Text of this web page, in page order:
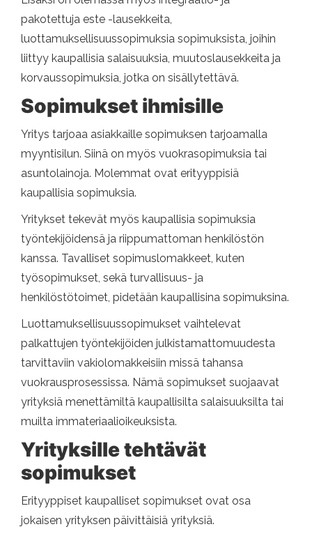
pakotettuja este -lausekkeita,
luottamuksellisuussopimuksia sopimuksista, joihin
liittyy kaupallisia salaisuuksia, muutoslausekkeita ja
korvaussopimuksia, jotka on sisällytettävä.
Sopimukset ihmisille
Yritys tarjoaa asiakkaille sopimuksen tarjoamalla
myyntisilun. Siinä on myös vuokrasopimuksia tai
asuntolainoja. Molemmat ovat erityyppisiä
kaupallisia sopimuksia.
Yritykset tekevät myös kaupallisia sopimuksia
työntekijöidensä ja riippumattoman henkilöstön
kanssa. Tavalliset sopimuslomakkeet, kuten
työsopimukset, sekä turvallisuus- ja
henkilöstötoimet, pidetään kaupallisina sopimuksina.
Luottamuksellisuussopimukset vaihtelevat
palkattujen työntekijöiden julkistamattomuudesta
tarvittaviin vakiolomakkeisiin missä tahansa
vuokrausprosessissa. Nämä sopimukset suojaavat
yrityksiä menettämiltä kaupallisilta salaisuuksilta tai
muilta immateriaalioikeuksista.
Yrityksille tehtävät
sopimukset
Erityyppiset kaupalliset sopimukset ovat osa
jokaisen yrityksen päivittäisiä yrityksiä.